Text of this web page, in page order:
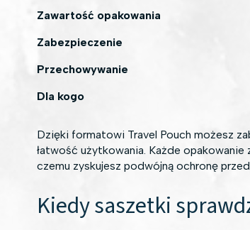
Zawartość opakowania
Zabezpieczenie
Przechowywanie
Dla kogo
Dzięki formatowi Travel Pouch możesz
łatwość użytkowania. Każde
czemu zyskujesz podwójną ochronę
Kiedy saszetki